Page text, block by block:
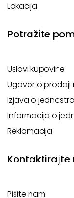
Lokacija
Potražite
Uslovi kupovine
Ugovor o prodaji
Izjava o
Informacija o
Reklamacija
Kontaktirajte
Pišite nam: